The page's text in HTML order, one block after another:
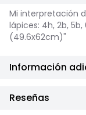
Mi interpretación
lápices: 4h, 2b,
(49.6x62cm)"
Información
Reseñas